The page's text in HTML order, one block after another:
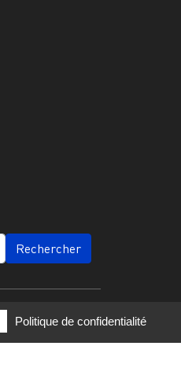
Politique de confidentialité